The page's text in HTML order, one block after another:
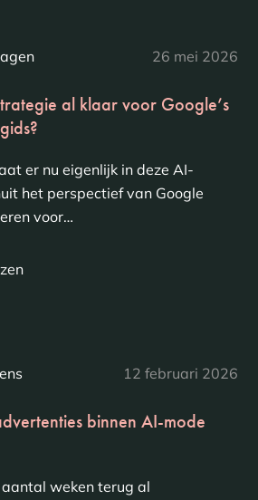
26 mei 2026
al klaar voor Google’s
er nu eigenlijk in deze AI-
het perspectief van Google
voor…
12 februari 2026
binnen AI-mode
weken terug al